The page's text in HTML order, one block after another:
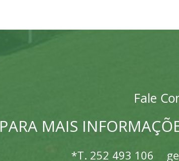
Fale
PARA MAIS
*T. 252 493 106